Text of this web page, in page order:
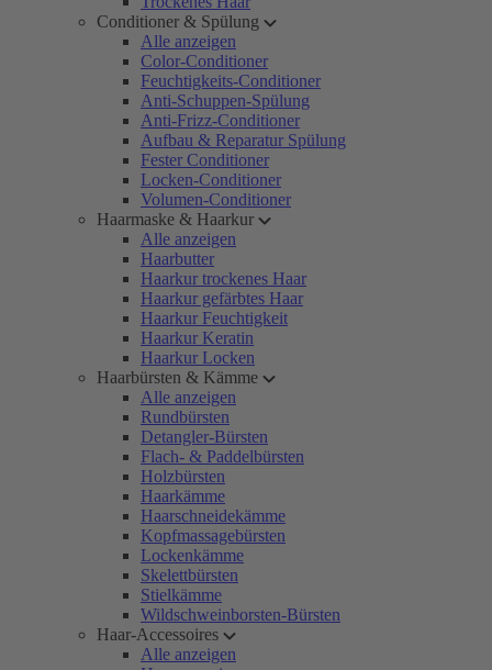
Conditioner & Spülung
Alle anzeigen
Color-Conditioner
Feuchtigkeits-Conditioner
Anti-Schuppen-Spülung
Anti-Frizz-Conditioner
Aufbau & Reparatur Spülung
Fester Conditioner
Locken-Conditioner
Volumen-Conditioner
Haarmaske & Haarkur
Alle anzeigen
Haarbutter
Haarkur trockenes Haar
Haarkur gefärbtes Haar
Haarkur Feuchtigkeit
Haarkur Keratin
Haarkur Locken
Haarbürsten & Kämme
Alle anzeigen
Rundbürsten
Detangler-Bürsten
Flach- & Paddelbürsten
Holzbürsten
Haarkämme
Haarschneidekämme
Kopfmassagebürsten
Lockenkämme
Skelettbürsten
Stielkämme
Wildschweinborsten-Bürsten
Haar-Accessoires
Alle anzeigen